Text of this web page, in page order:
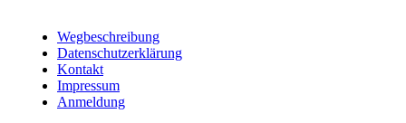
Footer
menu
Wegbeschreibung
Datenschutzerklärung
Kontakt
Impressum
Anmeldung